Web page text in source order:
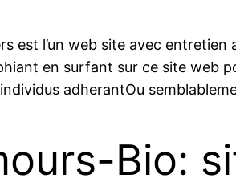
est l’un web site avec
en surfant sur ce site web
adherantOu
Bio: